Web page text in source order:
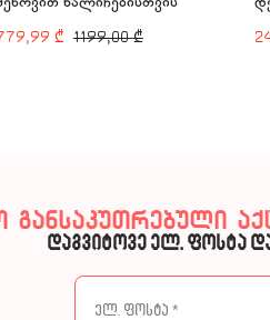
779,99 ₾ 1199,00₾
განსაკუთრებული
დაგვიტოვე ელ. ფოსტა